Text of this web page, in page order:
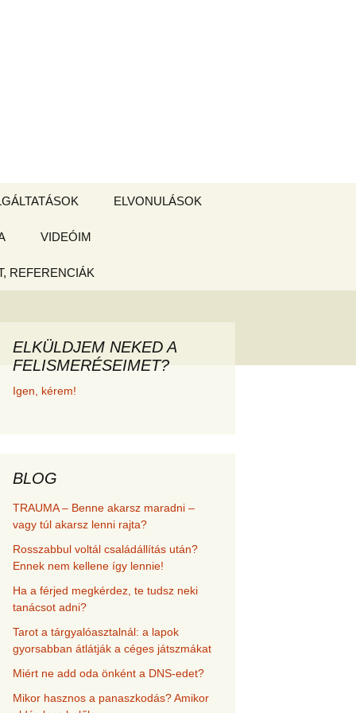
BOLT
ELVONULÁSOK
VIDEÓIM
REFERENCIÁK
az új
és
ELKÜLDJEM NEKED A
FELISMERÉSEIMET?
Igen, kérem!
BLOG
TRAUMA – Benne akarsz maradni –
vagy túl akarsz lenni rajta?
Rosszabbul voltál családállítás után?
Ennek nem kellene így lennie!
Ha a férjed megkérdez, te tudsz neki
tanácsot adni?
Tarot a tárgyalóasztalnál: a lapok
gyorsabban átlátják a céges játszmákat
Miért ne add oda önként a DNS-edet?
Mikor hasznos a panaszkodás? Amikor